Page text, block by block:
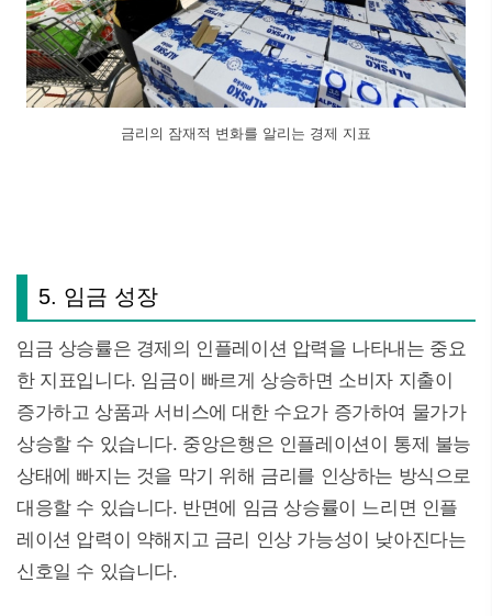
금리의 잠재적 변화를 알리는 경제 지표
5. 임금 성장
임금 상승률은 경제의 인플레이션 압력을 나타내는 중요
한 지표입니다. 임금이 빠르게 상승하면 소비자 지출이
증가하고 상품과 서비스에 대한 수요가 증가하여 물가가
상승할 수 있습니다. 중앙은행은 인플레이션이 통제 불능
상태에 빠지는 것을 막기 위해 금리를 인상하는 방식으로
대응할 수 있습니다. 반면에 임금 상승률이 느리면 인플
레이션 압력이 약해지고 금리 인상 가능성이 낮아진다는
신호일 수 있습니다.